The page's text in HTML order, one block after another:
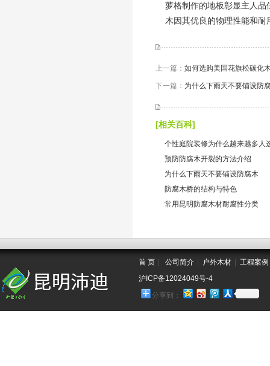
萝格制作的地板彰显主人
木因其优良的物理性能和
上一篇： 如何选购美国花旗松碳化
下一篇： 为什么下雨天不要铺设防
[相关百科]
个性庭院装修为什么越来越多人
预防防腐木开裂的方法介绍
为什么下雨天不要铺设防腐木
防腐木桥的结构与特色
常用昆明防腐木材耐腐性分类
首 页 公司简介 户外木材
工程案例
沪ICP备12024049号-4
分享到：